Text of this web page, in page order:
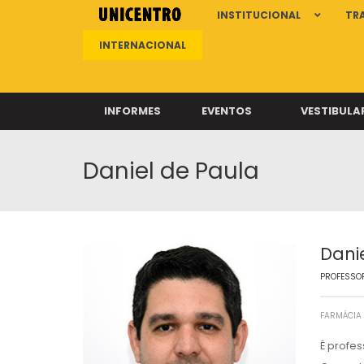
INSTITUCIONAL
INTERNACIONAL
INFORMES EVENTOS
Daniel de Paula
FARMÁCIA
É